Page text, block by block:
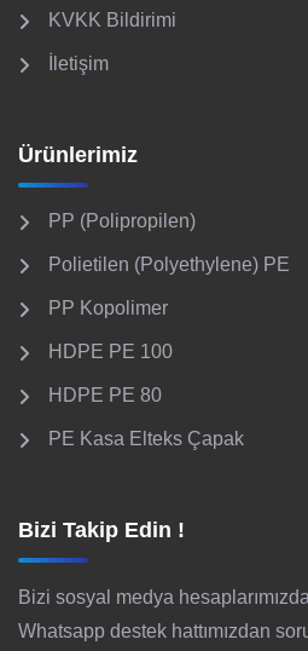
KVKK Bildirimi
İletişim
Ürünlerimiz
PP (Polipropilen)
Polietilen (Polyethylene) PE
PP Kopolimer
HDPE PE 100
HDPE PE 80
PE Kasa Elteks Çapak
Bizi Takip Edin !
Bizi sosyal medya
Whatsapp destek hattımızdan